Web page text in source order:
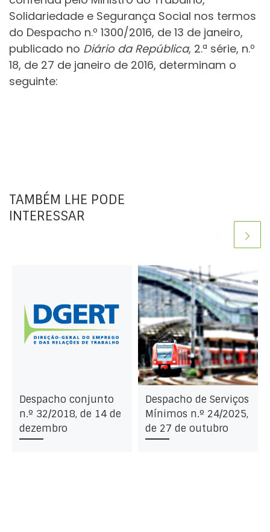
Solidariedade e Segurança Social nos termos
do Despacho n.º 1300/2016, de 13 de janeiro,
publicado no Diário da República, 2.ª série, n.º
18, de 27 de janeiro de 2016, determinam o
seguinte:
TAMBÉM LHE PODE
INTERESSAR
Despacho conjunto
n.º 32/2018, de 14 de
dezembro
Despacho de Serviços
Mínimos n.º 24/2025,
de 27 de outubro